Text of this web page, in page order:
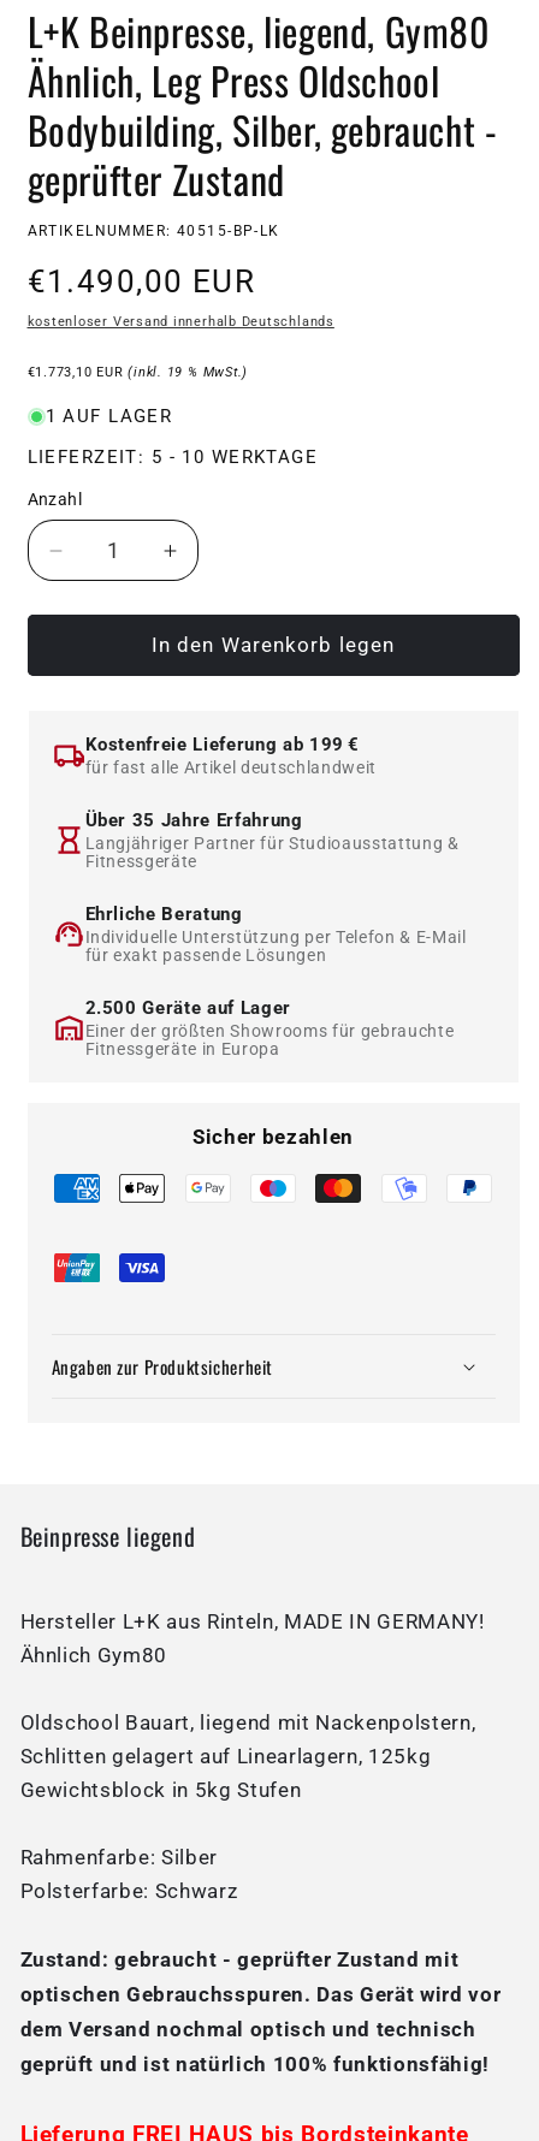
L+K Beinpresse, liegend, Gym80
Ähnlich, Leg Press Oldschool
Bodybuilding, Silber, gebraucht -
geprüfter Zustand
SKU:
ARTIKELNUMMER: 40515-BP-LK
Normaler
Preis
€1.490,00 EUR
kostenloser Versand innerhalb Deutschlands
€1.773,10 EUR(inkl. 19 % MwSt.)
1 AUF LAGER
LIEFERZEIT: 5 - 10 WERKTAGE
Anzahl
Verringere
die
Menge
L+K
Gym80
Leg
Press
Oldschool
Silber,
gebraucht
geprüfter
Zustand
Erhöhe
die
Menge
für
L+K
Gym80
Leg
Press
Oldschool
Silber,
gebraucht
geprüfter
Zustand
In den Warenkorb legen
Kostenfreie Lieferung ab 199 €
für fast alle Artikel deutschlandweit
Über 35 Jahre Erfahrung
Langjähriger Partner für Studioausstattung &
Fitnessgeräte
Ehrliche Beratung
Individuelle Unterstützung per Telefon & E-Mail
für exakt passende Lösungen
2.500 Geräte auf Lager
Einer der größten Showrooms für gebrauchte
Fitnessgeräte in Europa
Sicher bezahlen
Angaben zur Produktsicherheit
Beinpresse liegend
Hersteller L+K aus Rinteln, MADE IN GERMANY!
Ähnlich Gym80
Oldschool Bauart, liegend mit Nackenpolstern,
Schlitten gelagert auf Linearlagern, 125kg
Gewichtsblock in 5kg Stufen
Rahmenfarbe: Silber
Polsterfarbe: Schwarz
Zustand:gebraucht - geprüfter Zustand mit
optischen Gebrauchsspuren. Das Gerät wird vor
dem Versand nochmal optisch und technisch
geprüft und ist natürlich 100% funktionsfähig!
Lieferung FREI HAUS bis Bordsteinkante